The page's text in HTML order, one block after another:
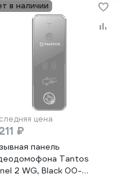
в наличии
цена
₽
панель
Tantos
2 WG, Black 00-